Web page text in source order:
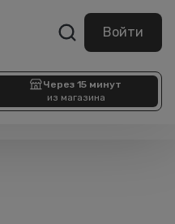
Войти
Через 15 минут
из магазина